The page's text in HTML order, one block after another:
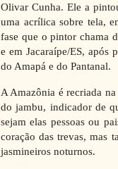
Olivar Cunha. Ele a
uma acrílica sobre tela,
fase que o pintor chama
e em Jacaraípe/ES, após
do Amapá e do Pantanal.
A Amazônia é recriada
do jambu, indicador de
sejam elas pessoas ou
coração das trevas, mas
jasmineiros noturnos.